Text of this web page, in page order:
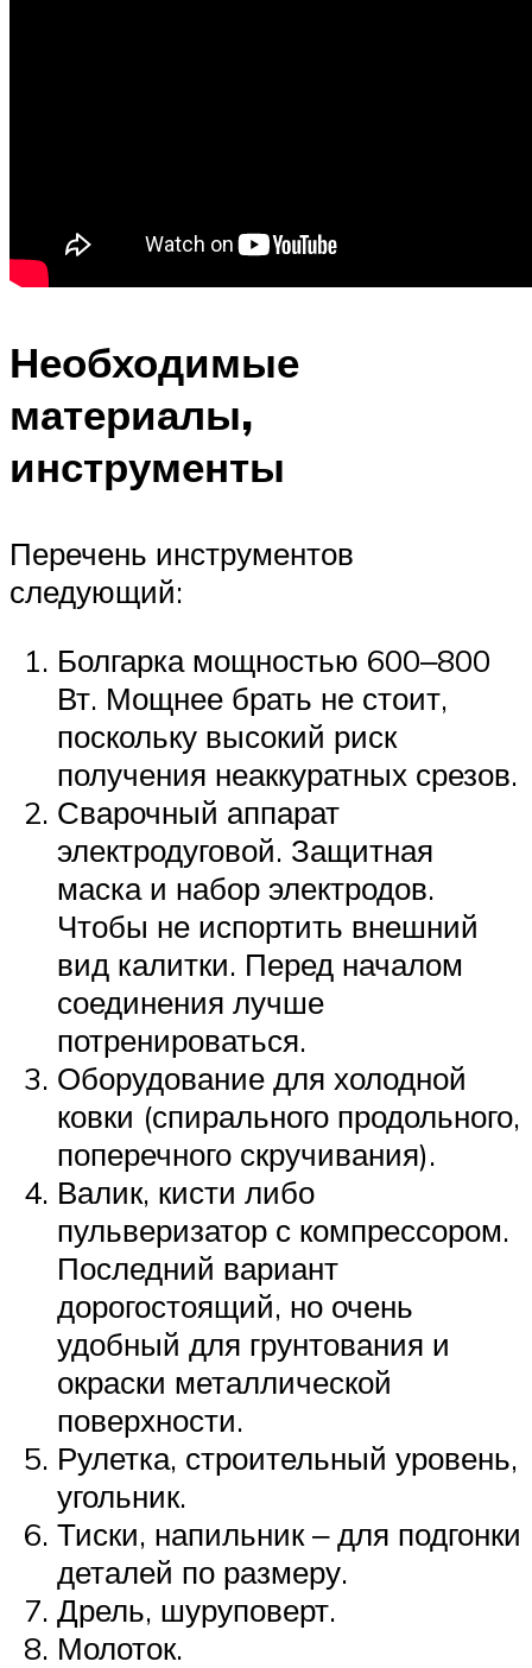
Необходимые
материалы,
инструменты
Перечень инструментов
следующий:
Болгарка мощностью 600‒800
Вт. Мощнее брать не стоит,
поскольку высокий риск
получения неаккуратных срезов.
Сварочный аппарат
электродуговой. Защитная
маска и набор электродов.
Чтобы не испортить внешний
вид калитки. Перед началом
соединения лучше
потренироваться.
Оборудование для холодной
ковки (спирального продольного,
поперечного скручивания).
Валик, кисти либо
пульверизатор с компрессором.
Последний вариант
дорогостоящий, но очень
удобный для грунтования и
окраски металлической
поверхности.
Рулетка, строительный уровень,
угольник.
Тиски, напильник ‒ для подгонки
деталей по размеру.
Дрель, шуруповерт.
Молоток.